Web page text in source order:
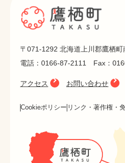
〒071-1292 北海道上川郡鷹栖
電話：0166-87-2111 Fax：
アクセス お問い合わせ
Cookieポリシー リンク・著作権・